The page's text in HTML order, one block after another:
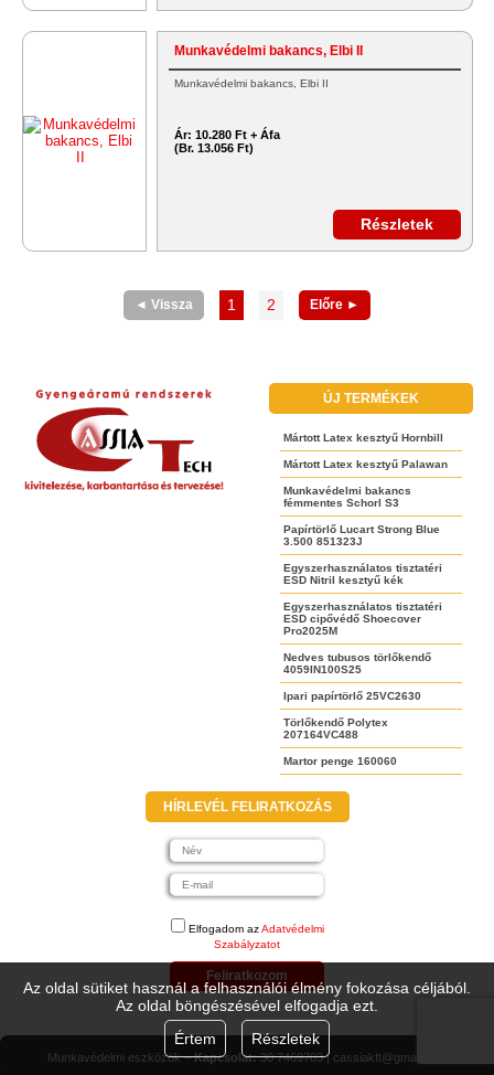
Az oldal sütiket használ a felhasználói élmény fokozása céljából.
Az oldal böngészésével elfogadja ezt.
Értem
Részletek
Munkavédelmi bakancs, Elbi II
Munkavédelmi bakancs, Elbi II
Ár: 10.280 Ft + Áfa
(Br. 13.056 Ft)
Részletek
◄ Vissza 1 2 Előre ►
ÚJ TERMÉKEK
Mártott Latex kesztyű Hornbill
Mártott Latex kesztyű Palawan
Munkavédelmi bakancs
fémmentes Schorl S3
Papírtörlő Lucart Strong Blue
3.500 851323J
Egyszerhasználatos tisztatéri
ESD Nitril kesztyű kék
Egyszerhasználatos tisztatéri
ESD cipővédő Shoecover
Pro2025M
Nedves tubusos törlőkendő
4059IN100S25
Ipari papírtörlő 25VC2630
Törlőkendő Polytex
207164VC488
Martor penge 160060
HÍRLEVÉL FELIRATKOZÁS
Elfogadom azAdatvédelmi
Szabályzatot
Feliratkozom
Munkavédelmi eszközök –Kapcsolat:30 7469703 | cassiakft@gmail.com